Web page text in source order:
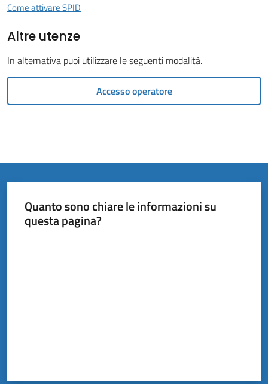
Tutti
argomenti...
Come attivare SPID
Altre utenze
In alternativa puoi utilizzare le seguenti modalità.
Accesso operatore
Quanto sono chiare le informazioni su
questa pagina?